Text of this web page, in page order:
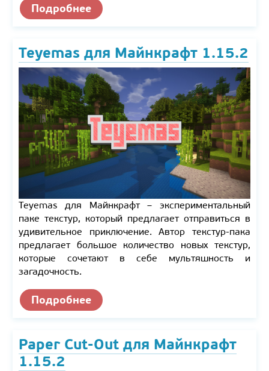
Подробнее
Teyemas для Майнкрафт 1.15.2
Teyemas для Майнкрафт – экспериментальный
паке текстур, который предлагает отправиться в
удивительное приключение. Автор текстур-пака
предлагает большое количество новых текстур,
которые сочетают в себе мультяшность и
загадочность.
Подробнее
Paper Cut-Out для Майнкрафт
1.15.2